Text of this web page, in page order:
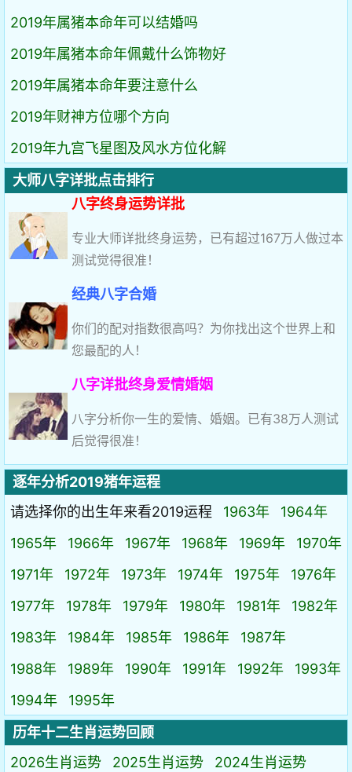
2019年属猪本命年可以结婚吗
2019年属猪本命年佩戴什么饰物好
2019年属猪本命年要注意什么
2019年财神方位哪个方向
2019年九宫飞星图及风水方位化解
大师八字详批点击排行
八字终身运势详批
专业大师详批终身运势，已有超过167万人做过本
测试觉得很准！
经典八字合婚
你们的配对指数很高吗？为你找出这个世界上和
您最配的人！
八字详批终身爱情婚姻
八字分析你一生的爱情、婚姻。已有38万人测试
后觉得很准！
逐年分析2019猪年运程
请选择你的出生年来看2019运程
1963年
1964年
1965年
1966年 1967年 1968年 1969年
1970年
1971年
1972年 1973年 1974年 1975年
1976年
1977年
1978年 1979年 1980年 1981年
1982年
1983年
1984年 1985年 1986年
1987年
1988年
1989年 1990年 1991年 1992年
1993年
1994年
1995年
历年十二生肖运势回顾
2026生肖运势
2025生肖运势
2024生肖运势